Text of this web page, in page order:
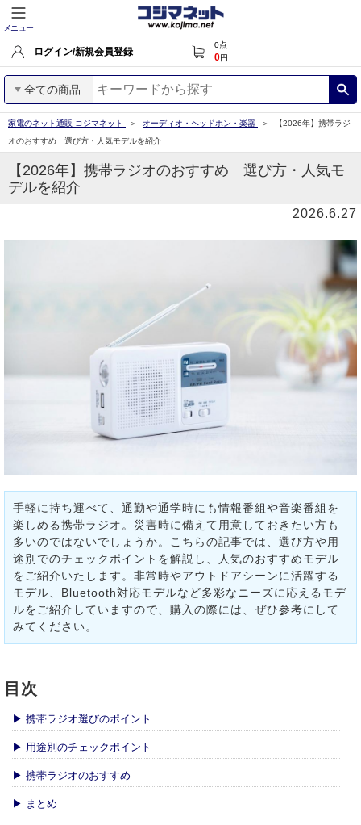
メニュー
ログイン/新規会員登録
0点
0円
全ての商品
家電のネット通販 コジマネット オーディオ・ヘッドホン・楽器
【2026年】携帯ラジ
オのおすすめ 選び方・人気モデルを紹介
【2026年】携帯ラジオのおすすめ 選び方・人気モ
デルを紹介
2026.6.27
手軽に持ち運べて、通勤や通学時にも情報番組や音楽番組を
楽しめる携帯ラジオ。災害時に備えて用意しておきたい方も
多いのではないでしょうか。こちらの記事では、選び方や用
途別でのチェックポイントを解説し、人気のおすすめモデル
をご紹介いたします。非常時やアウトドアシーンに活躍する
モデル、Bluetooth対応モデルなど多彩なニーズに応えるモデ
ルをご紹介していますので、購入の際には、ぜひ参考にして
みてください。
目次
▶ 携帯ラジオ選びのポイント
▶ 用途別のチェックポイント
▶ 携帯ラジオのおすすめ
▶ まとめ